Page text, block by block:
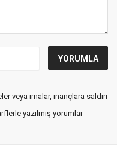
veya imalar, inançlara saldırı
yazılmış yorumlar